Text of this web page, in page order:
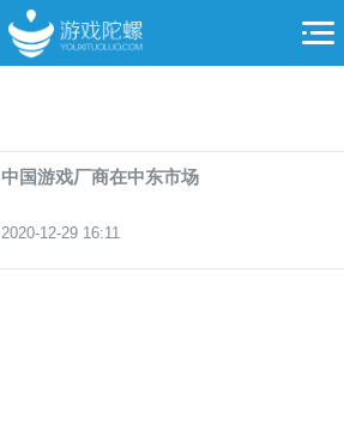
中国游戏厂商在中东市场
2020-12-29 16:11